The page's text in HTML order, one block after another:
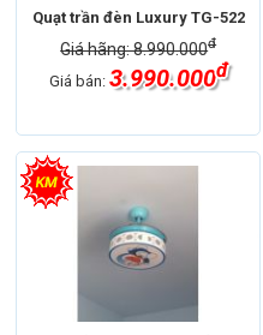
Quạt trần đèn Luxury TG-522
Giá hãng: 8.990.000đ
Giá bán: 3.990.000đ